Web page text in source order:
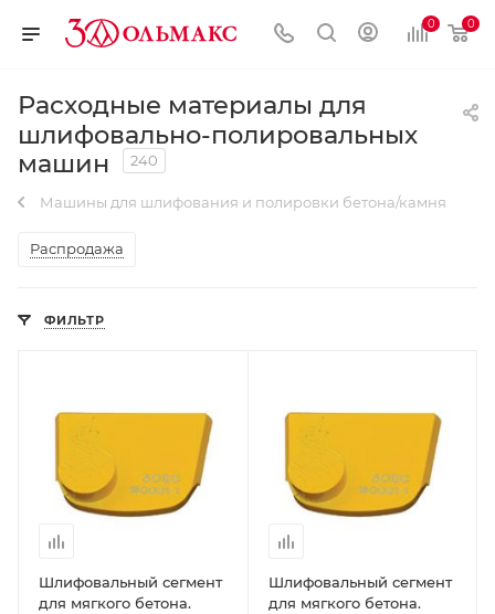
0 0
Расходные материалы для
шлифовально-полировальных
машин
240
Машины для шлифования и полировки бетона/камня
Распродажа
ФИЛЬТР
Шлифовальный сегмент
для мягкого бетона.
Шлифовальный сегмент
для мягкого бетона.